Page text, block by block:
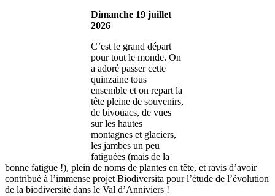
Dimanche 19 juillet
2026
C’est le grand départ
pour tout le monde. On
a adoré passer cette
quinzaine tous
ensemble et on repart la
tête pleine de souvenirs,
de bivouacs, de vues
sur les hautes
montagnes et glaciers,
les jambes un peu
fatiguées (mais de la
bonne fatigue !), plein de noms de plantes en tête, et ravis d’avoir
contribué à l’immense projet Biodiversita pour l’étude de l’évolution
de la biodiversité dans le Val d’Anniviers !